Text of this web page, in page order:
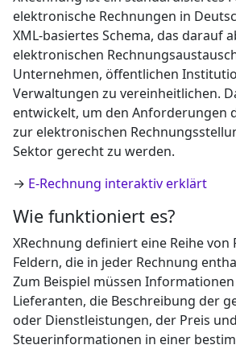
elektronische Rechnungen in
XML-basiertes Schema, das darauf
elektronischen
Unternehmen, öffentlichen
Verwaltungen zu vereinheitlichen.
entwickelt, um den Anforderungen
zur elektronischen
Sektor gerecht zu werden.
→ E-Rechnung interaktiv erklärt
Wie funktioniert es?
XRechnung definiert eine Reihe von
Feldern, die in jeder Rechnung
Zum Beispiel müssen
Lieferanten, die Beschreibung der
oder Dienstleistungen, der Preis
Steuerinformationen in einer